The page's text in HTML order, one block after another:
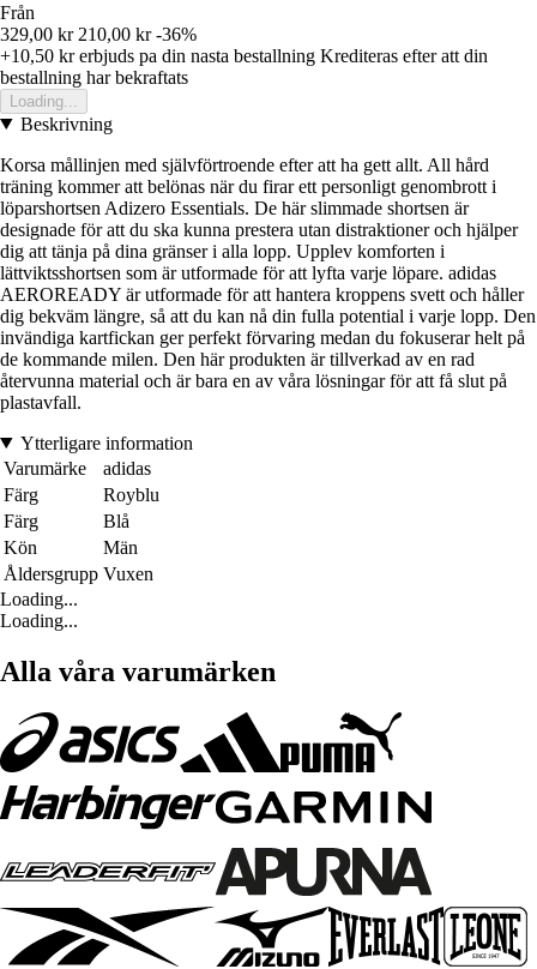
Från
329,00 kr 210,00 kr -36%
+10,50 krerbjuds pa din nasta bestallning Krediteras efter att din
bestallning har bekraftats
Loading...
Beskrivning
Korsa mållinjen med självförtroende efter att ha gett allt. All hård
träning kommer att belönas när du firar ett personligt genombrott i
löparshortsen Adizero Essentials. De här slimmade shortsen är
designade för att du ska kunna prestera utan distraktioner och hjälper
dig att tänja på dina gränser i alla lopp. Upplev komforten i
lättviktsshortsen som är utformade för att lyfta varje löpare. adidas
AEROREADY är utformade för att hantera kroppens svett och håller
dig bekväm längre, så att du kan nå din fulla potential i varje lopp. Den
invändiga kartfickan ger perfekt förvaring medan du fokuserar helt på
de kommande milen. Den här produkten är tillverkad av en rad
återvunna material och är bara en av våra lösningar för att få slut på
plastavfall.
Ytterligare information
Varumärke
adidas
Färg
Royblu
Färg
Blå
Kön
Män
Åldersgrupp Vuxen
Loading...
Loading...
Alla våra varumärken